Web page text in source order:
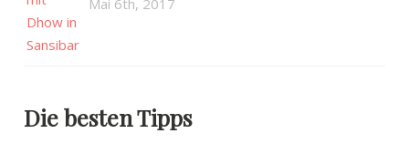
Die besten Tipps